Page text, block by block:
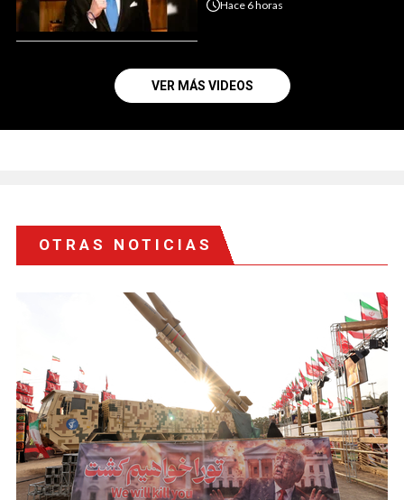
Hace 6 horas
VER MÁS VIDEOS
OTRAS NOTICIAS